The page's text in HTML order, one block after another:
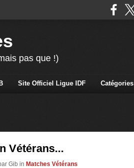
pas que !)
Site Officiel Ligue IDF Catégories
Vétérans...
Gib in Matches Vétérans